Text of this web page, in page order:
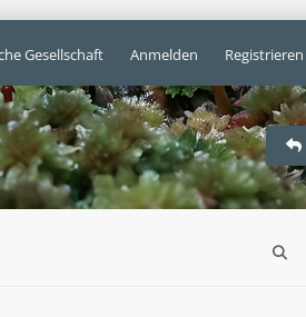
Gesellschaft Anmelden Registrieren